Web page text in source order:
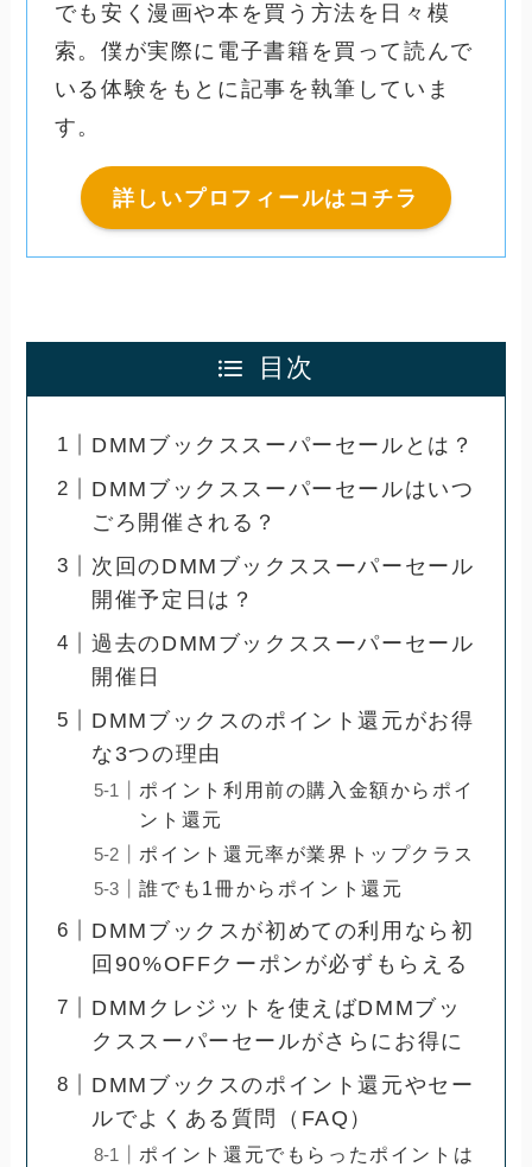
でも安く漫画や本を買う方法を日々模
索。僕が実際に電子書籍を買って読んで
いる体験をもとに記事を執筆していま
す。
詳しいプロフィールはコチラ
目次
DMMブックススーパーセールとは？
DMMブックススーパーセールはいつ
ごろ開催される？
次回のDMMブックススーパーセール
開催予定日は？
過去のDMMブックススーパーセール
開催日
DMMブックスのポイント還元がお得
な3つの理由
ポイント利用前の購入金額からポイ
ント還元
ポイント還元率が業界トップクラス
誰でも1冊からポイント還元
DMMブックスが初めての利用なら初
回90%OFFクーポンが必ずもらえる
DMMクレジットを使えばDMMブッ
クススーパーセールがさらにお得に
DMMブックスのポイント還元やセー
ルでよくある質問（FAQ）
ポイント還元でもらったポイントは